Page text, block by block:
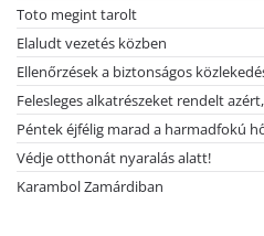
Toto megint tarolt
Elaludt vezetés közben
Ellenőrzések a biztonságos
Felesleges alkatrészeket rendelt
Péntek éjfélig marad a harmadfokú
Védje otthonát nyaralás alatt!
Karambol Zamárdiban